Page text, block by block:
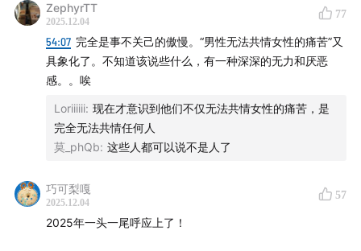
07:35 白家不白：势力最大，政治资本深厚；电诈产业起
步晚，发展快，金主依赖性更强
魏家实危：手握国家授权的边防营军权；创立对电
诈园区实施武装暴力管控的模式
刘家难留：缅北电诈首富，最早开始系统性从事电
41:49 明家非明：崛起时间晚，势力根基薄弱，犯罪手段更
残暴，覆灭速度更快
ZephyrTT
2025.12.04
77
54:07 完全是事不关己的傲慢。“男性无法共情女性的痛苦”又
具象化了。不知道该说些什么，有一种深深的无力和厌恶
感。。唉
Loriiiiii: 现在才意识到他们不仅无法共情女性的痛苦，是
完全无法共情任何人
莫_phQb: 这些人都可以说不是人了
巧可梨嘎
2025.12.04
57
2025年一头一尾呼应上了！